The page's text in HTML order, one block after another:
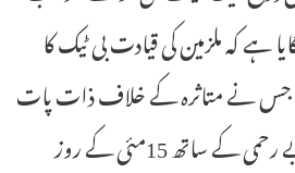
ہے کہ ملزمین کی قیادت بی ٹیک کا
جس نے متاثرہ کے خلاف ذات پات
کے ریمارکس کئے اور بے رحمی کے ساتھ 15مئی کے روز